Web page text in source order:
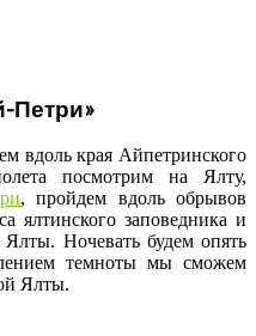
Петри»
вдоль края Айпетринского
посмотрим на Ялту,
, пройдем вдоль обрывов
ялтинского заповедника и
Ночевать будем опять
темноты мы сможем
Ялты.